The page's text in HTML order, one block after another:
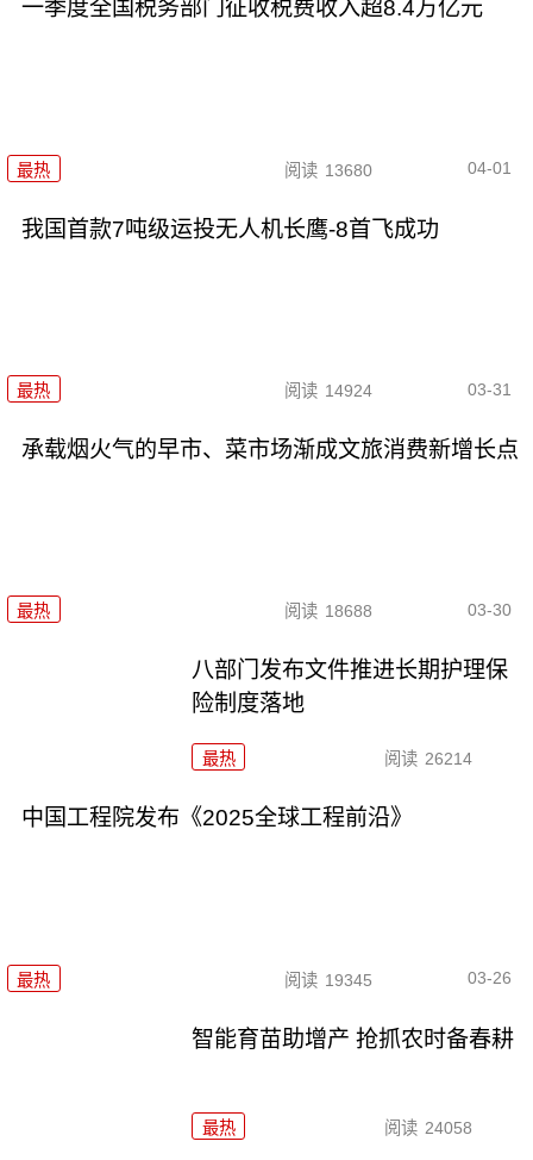
一季度全国税务部门征收税费收入超8.4万亿元
最热 阅读 13680 04-01
我国首款7吨级运投无人机长鹰-8首飞成功
最热 阅读 14924 03-31
承载烟火气的早市、菜市场渐成文旅消费新增长点
最热 阅读 18688 03-30
八部门发布文件推进长期护理保
险制度落地
最热 阅读 26214
中国工程院发布《2025全球工程前沿》
最热 阅读 19345 03-26
智能育苗助增产 抢抓农时备春耕
最热 阅读 24058